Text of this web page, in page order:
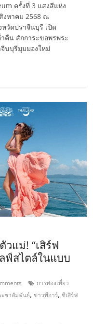
ครั้งที่ 3 แสงสีแห่ง
งหาคม 2568 ณ
วัดปราจีนบุรี เปิด
คืน สักการะขอพรพระ
นบุรีมุมมองใหม่
แม่! “เสิร์ฟ
ฟ์สไตล์ในแบบ
การท่องเที่ยว
ะชาสัมพันธ์,ข่าวพีอาร์, ชีเสิร์ฟ